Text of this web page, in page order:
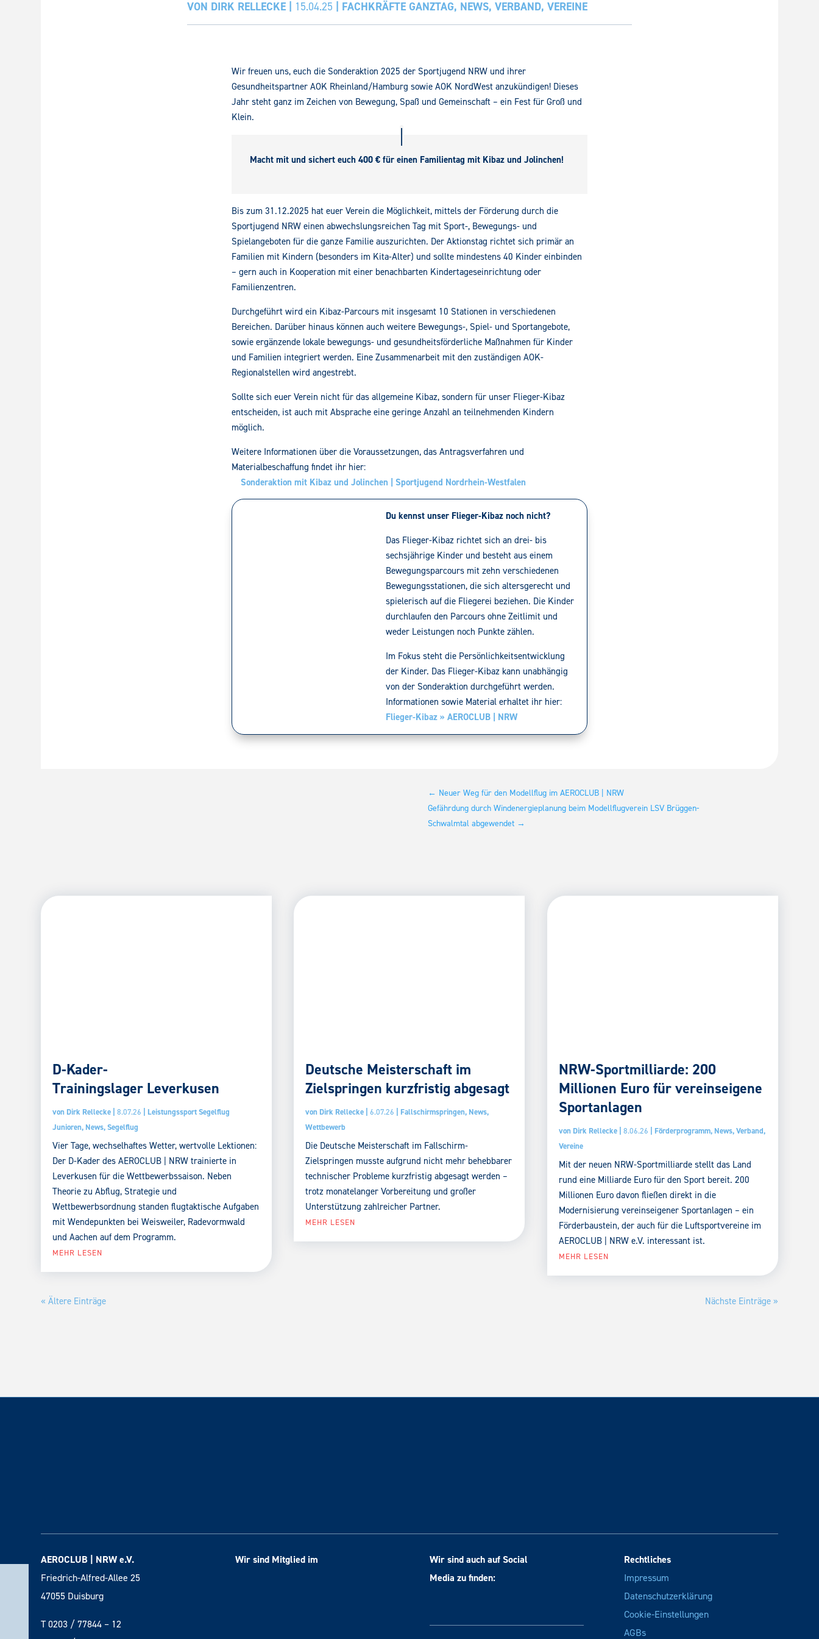
VON DIRK RELLECKE 15.04.25 FACHKRÄFTE GANZTAG, NEWS,VERBAND,VEREINE
Wir freuen uns, euch die Sonderaktion 2025 der Sportjugend NRW und ihrer
Gesundheitspartner AOK Rheinland/Hamburg sowie AOK NordWest anzukündigen! Dieses
Jahr steht ganz im Zeichen von Bewegung, Spaß und Gemeinschaft – ein Fest für Groß und
Klein.
Macht mit und sichert euch 400 € für einen Familientag mit Kibaz und Jolinchen!
Bis zum 31.12.2025 hat euer Verein die Möglichkeit, mittels der Förderung durch die
Sportjugend NRW einen abwechslungsreichen Tag mit Sport-, Bewegungs- und
Spielangeboten für die ganze Familie auszurichten. Der Aktionstag richtet sich primär an
Familien mit Kindern (besonders im Kita-Alter) und sollte mindestens 40 Kinder einbinden
– gern auch in Kooperation mit einer benachbarten Kindertageseinrichtung oder
Familienzentren.
Durchgeführt wird ein Kibaz-Parcours mit insgesamt 10 Stationen in verschiedenen
Bereichen. Darüber hinaus können auch weitere Bewegungs-, Spiel- und Sportangebote,
sowie ergänzende lokale bewegungs- und gesundheitsförderliche Maßnahmen für Kinder
und Familien integriert werden. Eine Zusammenarbeit mit den zuständigen AOK-
Regionalstellen wird angestrebt.
Sollte sich euer Verein nicht für das allgemeine Kibaz, sondern für unser Flieger-Kibaz
entscheiden, ist auch mit Absprache eine geringe Anzahl an teilnehmenden Kindern
möglich.
Weitere Informationen über die Voraussetzungen, das Antragsverfahren und
Materialbeschaffung findet ihr hier:
Sonderaktion mit Kibaz und Jolinchen | Sportjugend Nordrhein-Westfalen
Du kennst unser Flieger-Kibaz noch nicht?
Das Flieger-Kibaz richtet sich an drei- bis
sechsjährige Kinder und besteht aus einem
Bewegungsparcours mit zehn verschiedenen
Bewegungsstationen, die sich altersgerecht und
spielerisch auf die Fliegerei beziehen. Die Kinder
durchlaufen den Parcours ohne Zeitlimit und
weder Leistungen noch Punkte zählen.
Im Fokus steht die Persönlichkeitsentwicklung
der Kinder. Das Flieger-Kibaz kann unabhängig
von der Sonderaktion durchgeführt werden.
Informationen sowie Material erhaltet ihr hier:
Flieger-Kibaz » AEROCLUB | NRW
← Neuer Weg für den Modellflug im AEROCLUB | NRW
Gefährdung durch Windenergieplanung beim Modellflugverein LSV Brüggen-
Schwalmtal abgewendet→
D-Kader-
Trainingslager Leverkusen
von Dirk Rellecke |8.07.26
Leistungssport Segelflug
Junioren, News,Segelflug
Vier Tage, wechselhaftes Wetter, wertvolle Lektionen:
Der D-Kader des AEROCLUB | NRW trainierte in
Leverkusen für die Wettbewerbssaison. Neben
Theorie zu Abflug, Strategie und
Wettbewerbsordnung standen flugtaktische Aufgaben
mit Wendepunkten bei Weisweiler, Radevormwald
und Aachen auf dem Programm.
MEHR LESEN
Deutsche Meisterschaft im
Zielspringen kurzfristig abgesagt
von Dirk Rellecke |6.07.26 Fallschirmspringen, News,
Wettbewerb
Die Deutsche Meisterschaft im Fallschirm-
Zielspringen musste aufgrund nicht mehr behebbarer
technischer Probleme kurzfristig abgesagt werden –
trotz monatelanger Vorbereitung und großer
Unterstützung zahlreicher Partner.
MEHR LESEN
NRW-Sportmilliarde: 200
Millionen Euro für vereinseigene
Sportanlagen
von Dirk Rellecke| 8.06.26 Förderprogramm, News,Verband,
Vereine
Mit der neuen NRW-Sportmilliarde stellt das Land
rund eine Milliarde Euro für den Sport bereit. 200
Millionen Euro davon fließen direkt in die
Modernisierung vereinseigener Sportanlagen – ein
Förderbaustein, der auch für die Luftsportvereine im
AEROCLUB | NRW e.V. interessant ist.
MEHR LESEN
« Ältere Einträge Nächste Einträge »
AEROCLUB | NRW e.V.
Friedrich-Alfred-Allee 25
47055 Duisburg
T 0203 / 77844 – 12
Wir sind Mitglied im
Wir sind auch auf Social
Media zu finden:
Rechtliches
Impressum
Datenschutzerklärung
Cookie-Einstellungen
AGBs